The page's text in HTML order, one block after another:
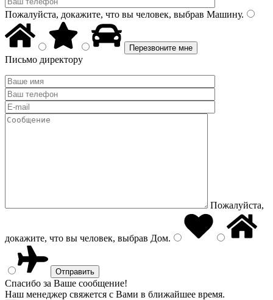
Пожалуйста, докажите, что вы человек, выбрав Машину.
Письмо директору
Пожалуйста,
докажите, что вы человек, выбрав Дом.
Спасибо за Ваше сообщение!
Наш менеджер свяжется с Вами в ближайшее время.